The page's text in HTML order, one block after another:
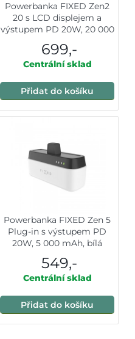
Powerbanka FIXED Zen2
20 s LCD displejem a
výstupem PD 20W, 20 000
699,-
Centrální sklad
Přidat do košíku
Powerbanka FIXED Zen 5
Plug-in s výstupem PD
20W, 5 000 mAh, bílá
549,-
Centrální sklad
Přidat do košíku